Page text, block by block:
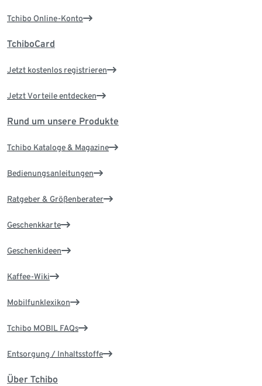
Tchibo Online-Konto
TchiboCard
Jetzt kostenlos registrieren
Jetzt Vorteile entdecken
Rund um unsere Produkte
Tchibo Kataloge & Magazine
Bedienungsanleitungen
Ratgeber & Größenberater
Geschenkkarte
Geschenkideen
Kaffee-Wiki
Mobilfunklexikon
Tchibo MOBIL FAQs
Entsorgung / Inhaltsstoffe
Über Tchibo